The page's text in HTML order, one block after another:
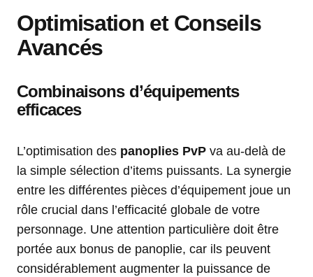
Optimisation et Conseils
Avancés
Combinaisons d’équipements
efficaces
L’optimisation des panoplies PvP va au-delà de
la simple sélection d’items puissants. La synergie
entre les différentes pièces d’équipement joue un
rôle crucial dans l’efficacité globale de votre
personnage. Une attention particulière doit être
portée aux bonus de panoplie, car ils peuvent
considérablement augmenter la puissance de